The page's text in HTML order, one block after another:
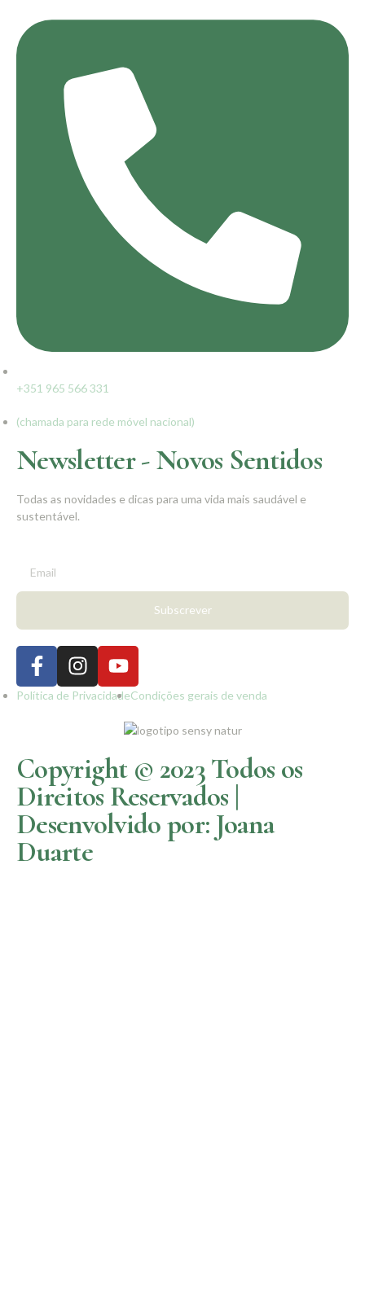
+351 965 566 331
(chamada para rede móvel nacional)
Newsletter - Novos Sentidos
Todas as novidades e dicas para uma vida mais saudável e
sustentável.
Subscrever
Política de PrivacidadeCondições gerais de venda
Copyright © 2023 Todos os
Direitos Reservados |
Desenvolvido por: Joana
Duarte